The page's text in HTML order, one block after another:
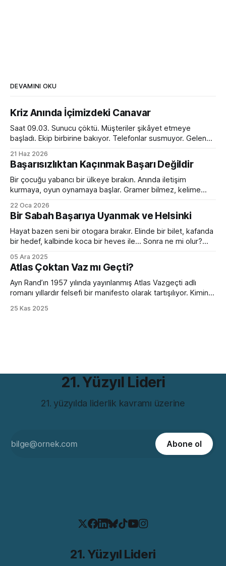
DEVAMINI OKU
Kriz Anında İçimizdeki Canavar
Saat 09.03. Sunucu çöktü. Müşteriler şikâyet etmeye
başladı. Ekip birbirine bakıyor. Telefonlar susmuyor. Gelen
toplantı odasında ilginç bir dönüşüm yaşanıyor. Normalde
sakin olan yönetici sesini yükseltiyor. Empatik ve sakin ekip
lideri bir anda diktatöre dönüşüyor. Her fikre açık olan
21 Haz 2026
Başarısızlıktan Kaçınmak Başarı Değildir
Bir çocuğu yabancı bir ülkeye bırakın. Anında iletişim
kurmaya, oyun oynamaya başlar. Gramer bilmez, kelime
kurar. Ama devam eder. Birkaç ay sonra da sanki hep
oradaymış gibi sohbet etmeye başlar. Peki bir yetişkini aynı
ortama bırakırsanız? Kelimeleri, kuralları, zaman çekimlerini
bilse de
22 Oca 2026
Bir Sabah Başarıya Uyanmak ve Helsinki
Hayat bazen seni bir otogara bırakır. Elinde bir bilet, kafanda
bir hedef, kalbinde koca bir heves ile... Sonra ne mi olur?
filmlerde olur. Hollywood sıkıcı hazırlık sürecini hızlıca
geçiverir. Kahramanımız birkaç mekik, 2 şınav, 3-4 mekik,
birazcık da ter sonrası
05 Ara 2025
Atlas Çoktan Vaz mı Geçti?
Ayn Rand’ın 1957 yılında yayınlanmış Atlas Vazgeçti adlı
romanı yıllardır felsefi bir manifesto olarak tartışılıyor. Kimine
Ama bütün bu tartışmaların ötesinde, romanın bugünün iş
25 Kas 2025
21. Yüzyıl Lideri
21. yüzyılda liderlik kavramı üzerine
Abone ol
21. Yüzyıl Lideri